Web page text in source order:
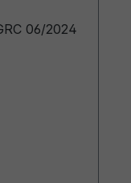
06/2024